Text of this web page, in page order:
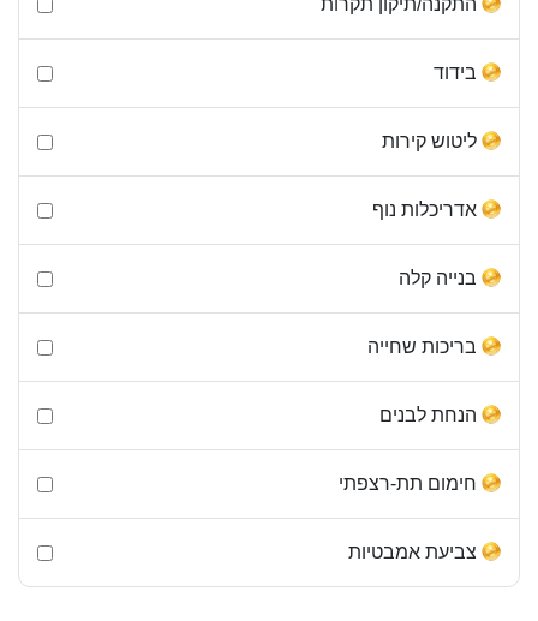
התקנה/תיקון תקרות
בידוד
ליטוש קירות
אדריכלות נוף
בנייה קלה
בריכות שחייה
הנחת לבנים
חימום תת-רצפתי
צביעת אמבטיות